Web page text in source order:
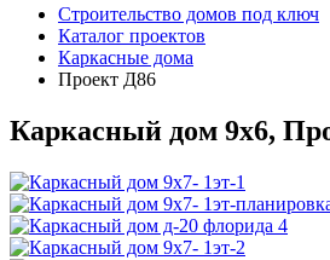
Строительство домов под ключ
Каталог проектов
Каркасные дома
Проект Д86
Каркасный дом 9х6,